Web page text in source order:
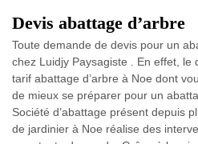
Devis abattage d’arbre
Toute demande de devis pour un
chez Luidjy Paysagiste . En effet, le
tarif abattage d’arbre à Noe dont
de mieux se préparer pour un
Société d’abattage présent depuis
de jardinier à Noe réalise des